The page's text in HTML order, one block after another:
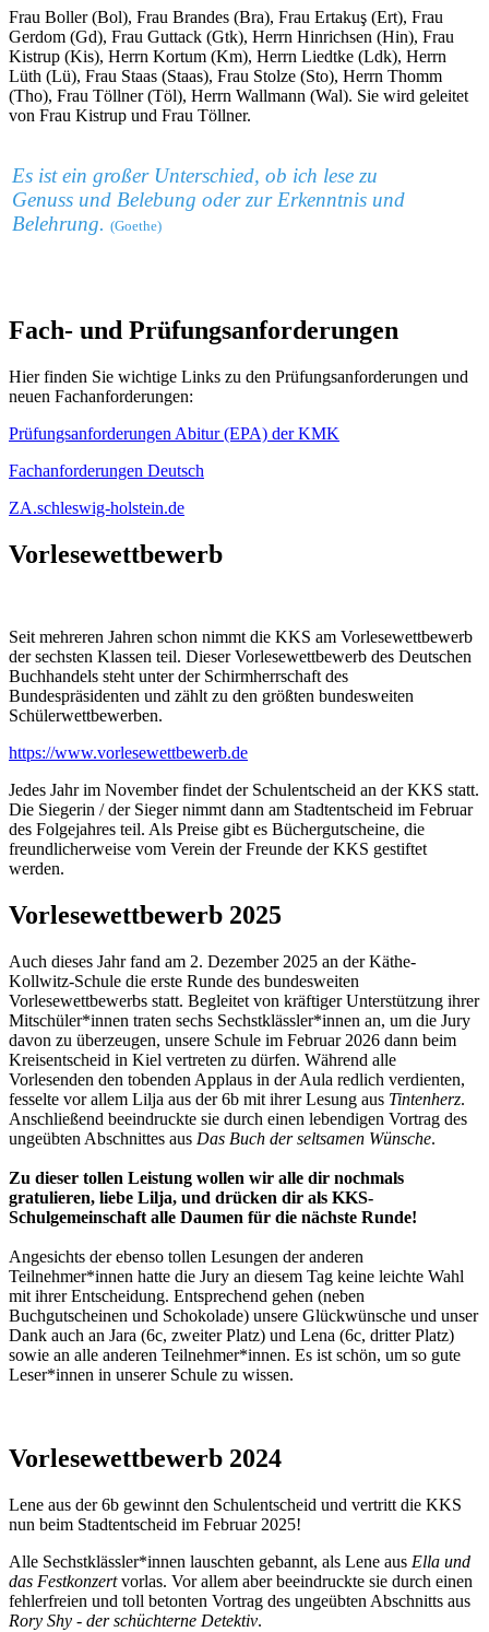
Frau Boller (Bol), Frau Brandes (Bra), Frau Ertakuş (Ert), Frau
Gerdom (Gd), Frau Guttack (Gtk), Herrn Hinrichsen (Hin), Frau
Kistrup (Kis), Herrn Kortum (Km), Herrn Liedtke (Ldk), Herrn
Lüth (Lü), Frau Staas (Staas), Frau Stolze (Sto), Herrn Thomm
(Tho), Frau Töllner (Töl), Herrn Wallmann (Wal). Sie wird geleitet
von Frau Kistrup und Frau Töllner.
Es ist ein großer Unterschied, ob ich lese zu
Genuss und Belebung oder zur Erkenntnis und
Belehrung. (Goethe)
Fach- und Prüfungsanforderungen
Hier finden Sie wichtige Links zu den Prüfungsanforderungen und
neuen Fachanforderungen:
Prüfungsanforderungen Abitur (EPA) der KMK
Fachanforderungen Deutsch
ZA.schleswig-holstein.de
Vorlesewettbewerb
Seit mehreren Jahren schon nimmt die KKS am Vorlesewettbewerb
der sechsten Klassen teil. Dieser Vorlesewettbewerb des Deutschen
Buchhandels steht unter der Schirmherrschaft des
Bundespräsidenten und zählt zu den größten bundesweiten
Schülerwettbewerben.
https://www.vorlesewettbewerb.de
Jedes Jahr im November findet der Schulentscheid an der KKS statt.
Die Siegerin / der Sieger nimmt dann am Stadtentscheid im Februar
des Folgejahres teil. Als Preise gibt es Büchergutscheine, die
freundlicherweise vom Verein der Freunde der KKS gestiftet
werden.
Vorlesewettbewerb 2025
Auch dieses Jahr fand am 2. Dezember 2025 an der Käthe-
Kollwitz-Schule die erste Runde des bundesweiten
Vorlesewettbewerbs statt. Begleitet von kräftiger Unterstützung ihrer
Mitschüler*innen traten sechs Sechstklässler*innen an, um die Jury
davon zu überzeugen, unsere Schule im Februar 2026 dann beim
Kreisentscheid in Kiel vertreten zu dürfen. Während alle
Vorlesenden den tobenden Applaus in der Aula redlich verdienten,
fesselte vor allem Lilja aus der 6b mit ihrer Lesung aus Tintenherz.
Anschließend beeindruckte sie durch einen lebendigen Vortrag des
ungeübten Abschnittes aus Das Buch der seltsamen Wünsche.
Zu dieser tollen Leistung wollen wir alle dir nochmals
gratulieren, liebe Lilja, und drücken dir als KKS-
Schulgemeinschaft alle Daumen für die nächste Runde!
Angesichts der ebenso tollen Lesungen der anderen
Teilnehmer*innen hatte die Jury an diesem Tag keine leichte Wahl
mit ihrer Entscheidung. Entsprechend gehen (neben
Buchgutscheinen und Schokolade) unsere Glückwünsche und unser
Dank auch an Jara (6c, zweiter Platz) und Lena (6c, dritter Platz)
sowie an alle anderen Teilnehmer*innen. Es ist schön, um so gute
Leser*innen in unserer Schule zu wissen.
Vorlesewettbewerb 2024
Lene aus der 6b gewinnt den Schulentscheid und vertritt die KKS
nun beim Stadtentscheid im Februar 2025!
Alle Sechstklässler*innen lauschten gebannt, als Lene aus Ella und
das Festkonzertvorlas. Vor allem aber beeindruckte sie durch einen
fehlerfreien und toll betonten Vortrag des ungeübten Abschnitts aus
Rory Shy - der schüchterne Detektiv.